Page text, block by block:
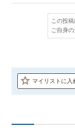
この投
ご自身
マイリストに入